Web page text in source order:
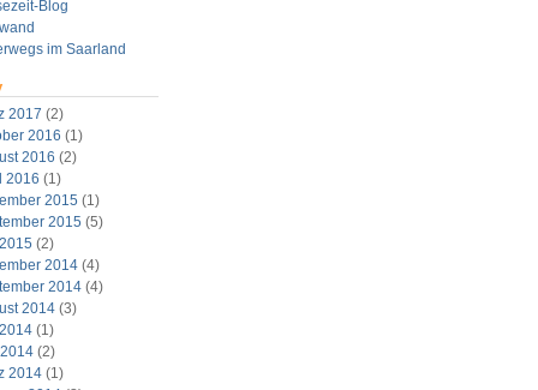
Blog
im Saarland
2017 (2)
2016 (1)
2016 (2)
2016 (1)
2015 (1)
2015 (5)
(2)
2014(4)
2014(4)
2014(3)
(1)
(2)
2014(1)